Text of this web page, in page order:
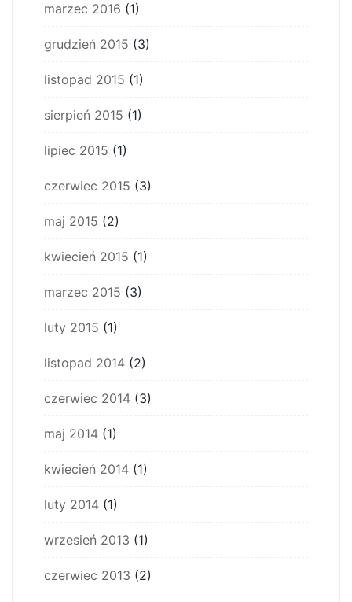
marzec 2016 (1)
grudzień 2015 (3)
listopad 2015 (1)
sierpień 2015 (1)
lipiec 2015 (1)
czerwiec 2015 (3)
maj 2015 (2)
kwiecień 2015 (1)
marzec 2015 (3)
luty 2015 (1)
listopad 2014 (2)
czerwiec 2014 (3)
maj 2014 (1)
kwiecień 2014 (1)
luty 2014 (1)
wrzesień 2013 (1)
czerwiec 2013 (2)